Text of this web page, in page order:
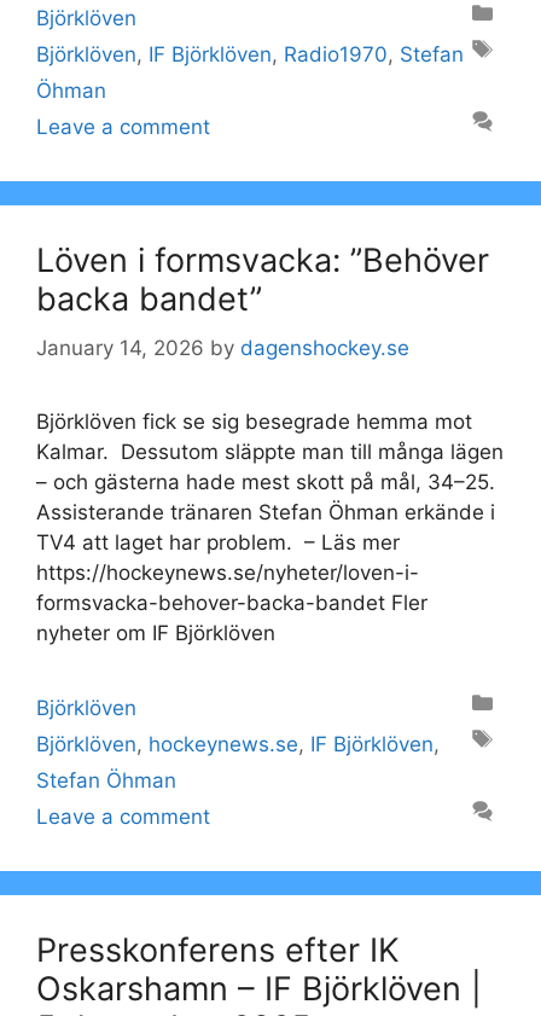
Categories
Björklöven
Tags
Björklöven, IF Björklöven, Radio1970, Stefan
Öhman
Leave a comment
Löven i formsvacka: ”Behöver
backa bandet”
January 14, 2026 by dagenshockey.se
Björklöven fick se sig besegrade hemma mot
Kalmar. Dessutom släppte man till många lägen
– och gästerna hade mest skott på mål, 34–25.
Assisterande tränaren Stefan Öhman erkände i
TV4 att laget har problem. – Läs mer
https://hockeynews.se/nyheter/loven-i-
formsvacka-behover-backa-bandet Fler
nyheter om IF Björklöven
Categories
Björklöven
Tags
Björklöven, hockeynews.se, IF Björklöven,
Stefan Öhman
Leave a comment
Presskonferens efter IK
Oskarshamn – IF Björklöven |